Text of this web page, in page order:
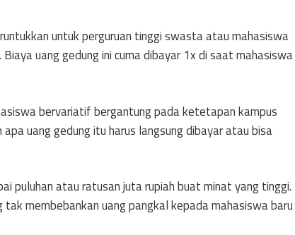
untuk perguruan tinggi swasta atau mahasiswa
uang gedung ini cuma dibayar 1x di saat mahasiswa
bervariatif bergantung pada ketetapan kampus
uang gedung itu harus langsung dibayar atau bisa
puluhan atau ratusan juta rupiah buat minat yang tinggi.
membebankan uang pangkal kepada mahasiswa baru